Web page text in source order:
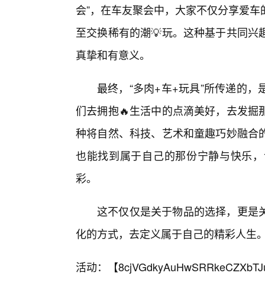
会”，在车友聚会中，大家不仅分享爱
至交换稀有的潮💡玩。这种基于共同
真挚和有意义。
最终，“多肉+车+玩具”所传递的
们去拥抱🔥生活中的点滴美好，去发
种将自然、科技、艺术和童趣巧妙融
也能找到属于自己的那份宁静与快乐
彩。
这不仅仅是关于物品的选择，更是
化的方式，去定义属于自己的精彩人生
活动：【